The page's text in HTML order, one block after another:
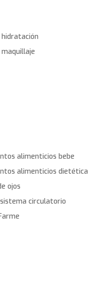
alimenticios bebe
alimenticios dietética
ojos
circulatorio